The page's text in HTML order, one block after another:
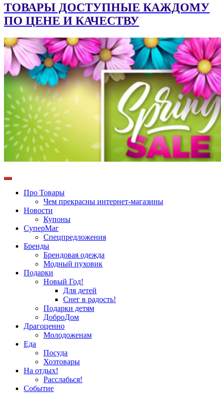
ТОВАРЫ ДОСТУПНЫЕ КАЖДОМУ
ПО ЦЕНЕ И КАЧЕСТВУ
Про Товары
Чем прекрасны интернет-магазины
Новости
Купоны
СуперМаг
Спецпредложения
Бренды
Брендовая одежда
Модный пуховик
Подарки
Новый Год!
Для детей
Снег в радость!
Подарки детям
ДоброДом
Драгоценно
Молодоженам
Еда
Посуда
Хозтовары
На отдых!
Расслабься!
Событие